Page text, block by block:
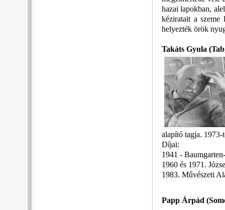
hazai lapokban,
kéziratait a szeme
helyezték örök
Takáts Gyula
alapító tagja.
Díjai:
1941 -
1960 és 1971.
1983. Művészeti
Papp Árpád